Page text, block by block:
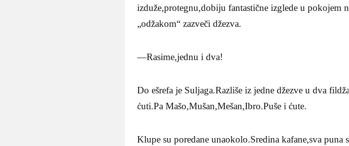
izduže,protegnu,dobiju fantastične izglede u pokojem
„odžakom“ zazveči džezva.
—Rasime,jednu i dva!
Do ešrefa je Suljaga.Razliše iz jedne džezve u dva
ćuti.Pa Mašo,Mušan,Mešan,Ibro.Puše i ćute.
Klupe su poredane unaokolo.Sredina kafane,sva puna